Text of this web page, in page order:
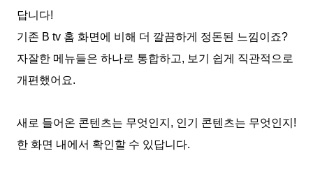
답니다!
기존 B tv 홈 화면에 비해 더 깔끔하게 정돈된 느낌이죠?
자잘한 메뉴들은 하나로 통합하고, 보기 쉽게 직관적으로
개편했어요.
새로 들어온 콘텐츠는 무엇인지, 인기 콘텐츠는 무엇인지!
한 화면 내에서 확인할 수 있답니다.